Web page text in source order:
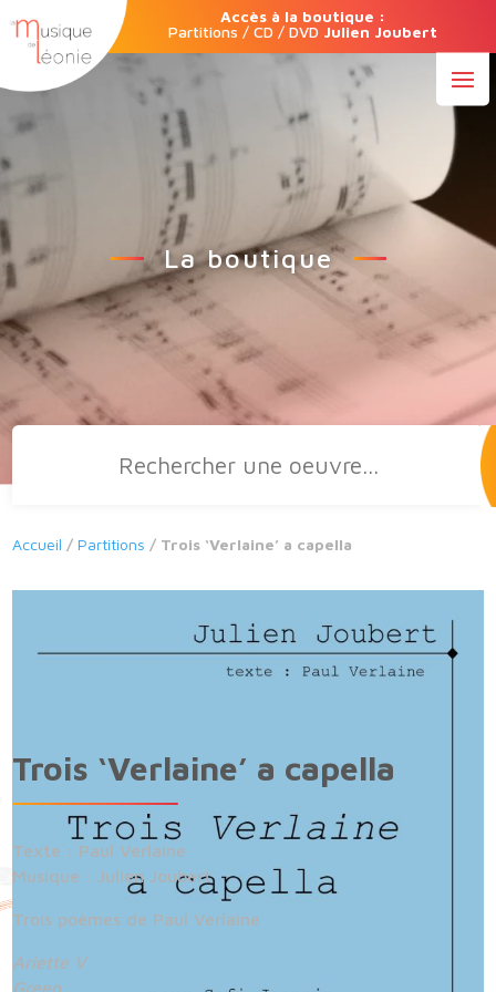
Accès à la boutique :
Partitions / CD / DVD Julien Joubert
La boutique
Recherche
Accueil / Partitions / Trois ‘Verlaine’ a capella
Trois ‘Verlaine’ a capella
Texte : Paul Verlaine
Musique : Julien Joubert
Trois poèmes de Paul Verlaine
Ariette V
Green